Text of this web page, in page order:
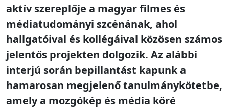
aktív szereplője a magyar filmes és
médiatudományi szcénának, ahol
hallgatóival és kollégáival közösen számos
jelentős projekten dolgozik. Az alábbi
interjú során bepillantást kapunk a
hamarosan megjelenő tanulmánykötetbe,
amely a mozgókép és média köré